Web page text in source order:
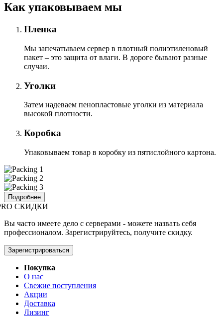
Как упаковываем мы
Пленка
Мы запечатываем сервер в плотный полиэтиленовый
пакет – это защита от влаги. В дороге бывают разные
случаи.
Уголки
Затем надеваем пенопластовые уголки из материала
высокой плотности.
Коробка
Упаковываем товар в коробку из пятислойного картона.
Подробнее
СКИДКИ
Вы часто имеете дело с серверами - можете назвать себя
профессионалом. Зарегистрируйтесь, получите скидку.
Зарегистрироваться
Покупка
О нас
Свежие поступления
Акции
Доставка
Лизинг